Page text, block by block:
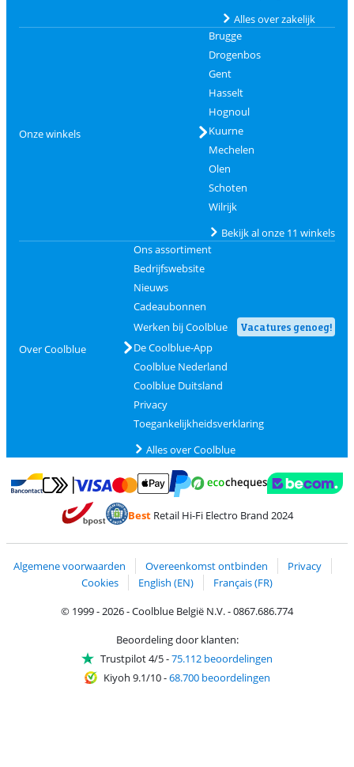
Alles over zakelijk
Onze winkels
Brugge
Drogenbos
Gent
Hasselt
Hognoul
Kuurne
Mechelen
Olen
Schoten
Wilrijk
Bekijk al onze 11 winkels
Over Coolblue
Ons assortiment
Bedrijfswebsite
Nieuws
Cadeaubonnen
Werken bij Coolblue
Vacatures genoeg!
De Coolblue-App
Coolblue Nederland
Coolblue Duitsland
Privacy
Toegankelijkheidsverklaring
Alles over Coolblue
Betalen met Bancontact
Betalen met MasterCard en Visa via ClickToPay
Betalen met PayPal
BestRetail Hi-Fi Electro Brand 2024
Algemene voorwaarden Overeenkomst ontbinden
Privacy
Cookies
English (EN)
Français (FR)
© 1999 - 2026 - Coolblue België N.V. - 0867.686.774
Beoordeling door klanten:
Trustpilot 4/5-75.112 beoordelingen
Kiyoh 9.1/10-68.700 beoordelingen